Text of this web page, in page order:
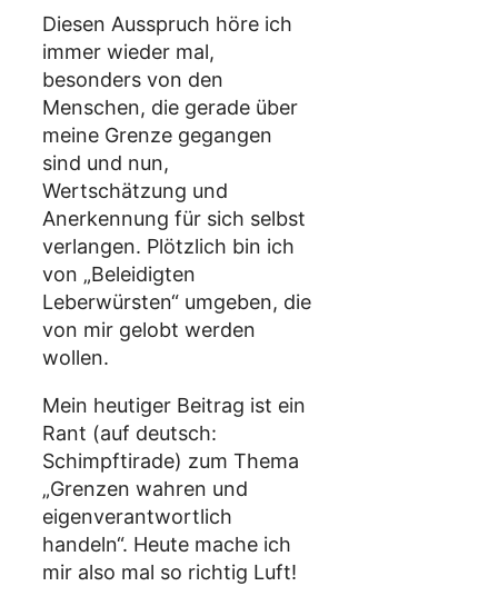
Diesen Ausspruch höre ich
immer wieder mal,
besonders von den
Menschen, die gerade über
meine Grenze gegangen
sind und nun,
Wertschätzung und
Anerkennung für sich selbst
verlangen. Plötzlich bin ich
von „Beleidigten
Leberwürsten“ umgeben, die
von mir gelobt werden
wollen.
Mein heutiger Beitrag ist ein
Rant (auf deutsch:
Schimpftirade) zum Thema
„Grenzen wahren und
eigenverantwortlich
handeln“. Heute mache ich
mir also mal so richtig Luft!